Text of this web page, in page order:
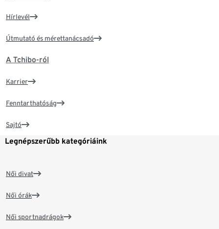
Hírlevél
Útmutató és mérettanácsadó
A Tchibo-ról
Karrier
Fenntarthatóság
Sajtó
Legnépszerűbb kategóriáink
Női divat
Női órák
Női sportnadrágok